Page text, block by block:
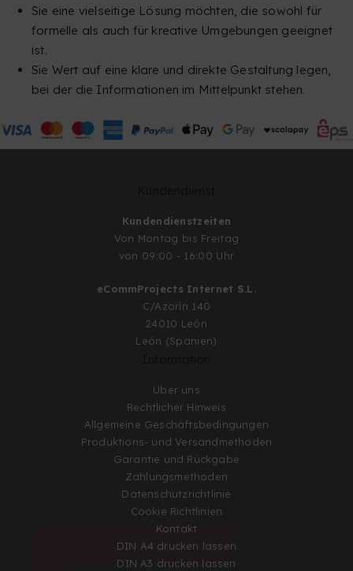
Sie eine vielseitige Lösung möchten, die sowohl für
formelle als auch für kreative Umgebungen geeignet
ist.
Sie Wert auf eine klare und direkte Gestaltung legen,
bei der die Informationen im Mittelpunkt stehen.
Kundendienstzeiten
Von Montag bis Freitag
von 09:00 - 16:00 Uhr
eCommProjects Internet S.L.
C/Azorín 140
24010 León
León (Spanien)
Über uns
Rechtlicher Hinweis
Allgemeine Geschäftsbedingungen
Produktions- und Versandmethoden
Garantie und Rückgabe
Zahlungsmethoden
Datenschutzrichtlinie
Cookie Richtlinien
Kontakt
DIN A4 drucken lassen
DIN A3 drucken lassen